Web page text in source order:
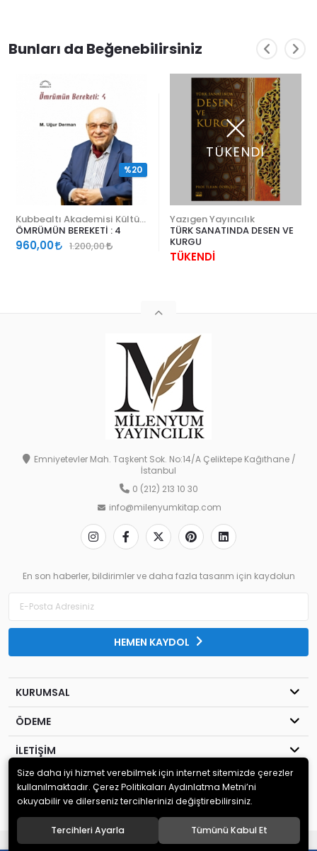
Bunları da Beğenebilirsiniz
ÖMRÜMÜN BEREKETİ : 4
960,00 1.200,00
%20
TÜKENDİ
Yazıgen Yayıncılık
TÜRK SANATINDA DESEN VE
KURGU
TÜKENDİ
Emniyetevler Mah. Taşkent Sok. No:14/A Çeliktepe Kağıthane /
İstanbul
0 (212) 213 10 30
info@milenyumkitap.com
En son haberler, bildirimler ve daha fazla tasarım için kaydolun
HEMEN KAYDOL
KURUMSAL
ÖDEME
İLETİŞİM
© 2020MİLENYUM YAYINCILIK. Tüm hakları saklıdır.
Yeni Nesil E-Ticaret Sistemleri ile Hazırlanmıştır.
Size daha iyi hizmet verebilmek için internet sitemizde çerezler
kullanılmaktadır. Çerez Politikaları Aydınlatma Metni’ni
okuyabilir ve dilerseniz tercihlerinizi değiştirebilirsiniz.
Tercihleri Ayarla Tümünü Kabul Et